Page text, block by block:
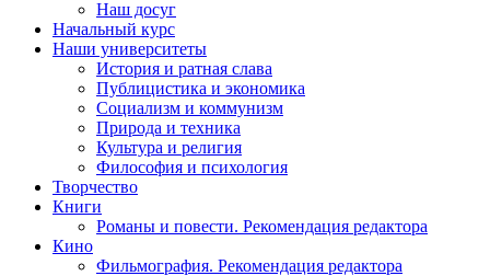
Наш досуг
Начальный курс
Наши университеты
История и ратная слава
Публицистика и экономика
Социализм и коммунизм
Природа и техника
Культура и религия
Философия и психология
Творчество
Книги
Романы и повести. Рекомендация редактора
Кино
Фильмография. Рекомендация редактора